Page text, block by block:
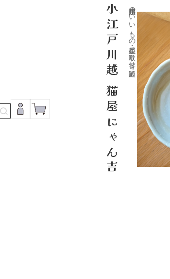
小江戸川越のいいもの・手土産・お取り寄せ通販
小江戸川越 猫屋にゃん吉